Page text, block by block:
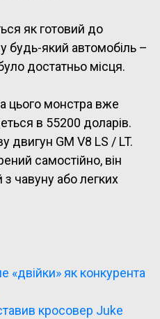
як готовий до
будь-який автомобіль –
достатньо місця.
цього монстра вже
в 55200 доларів.
двигун GM V8 LS / LT.
самостійно, він
чавуну або легких
«двійки» як конкурента
кросовер Juke